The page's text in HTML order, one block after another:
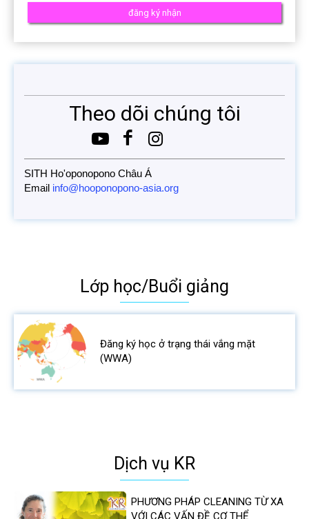
Theo dõi chúng tôi
SITH Ho'oponopono Châu Á
Email info@hooponopono-asia.org
Lớp học/Buổi giảng
Đăng ký học ở trạng thái vắng mặt
(WWA)
Dịch vụ KR
PHƯƠNG PHÁP CLEANING TỪ XA
VỚI CÁC VẤN ĐỀ CƠ THỂ